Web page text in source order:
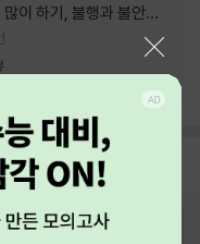
이 하기, 불행과 불안을
좋은 사람을 많이 만나
주문/배송